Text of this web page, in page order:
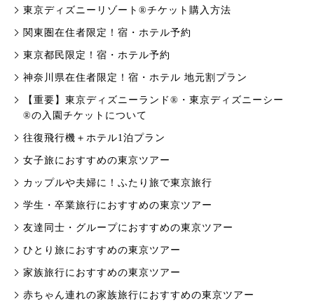
東京ディズニーリゾート®︎チケット購入方法
関東圏在住者限定！宿・ホテル予約
東京都民限定！宿・ホテル予約
神奈川県在住者限定！宿・ホテル 地元割プラン
【重要】東京ディズニーランド®・東京ディズニーシー
®の入園チケットについて
往復飛行機＋ホテル1泊プラン
女子旅におすすめの東京ツアー
カップルや夫婦に！ふたり旅で東京旅行
学生・卒業旅行におすすめの東京ツアー
友達同士・グループにおすすめの東京ツアー
ひとり旅におすすめの東京ツアー
家族旅行におすすめの東京ツアー
赤ちゃん連れの家族旅行におすすめの東京ツアー